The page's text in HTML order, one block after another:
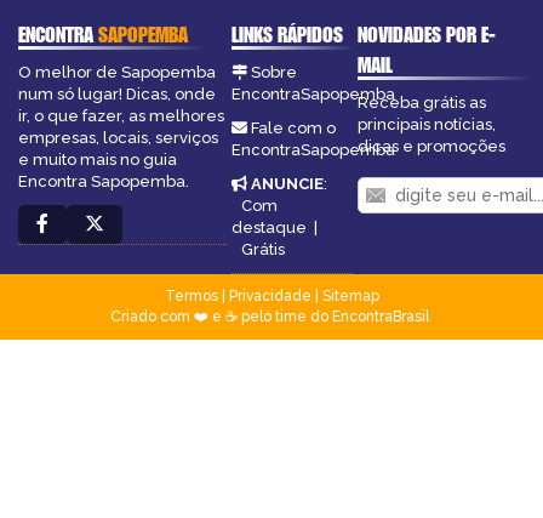
ENCONTRASAPOPEMBA
O melhor de Sapopemba
num só lugar! Dicas, onde
ir, o que fazer, as melhores
empresas, locais, serviços
e muito mais no guia
Encontra Sapopemba.
LINKS RÁPIDOS
Sobre
EncontraSapopemba
Fale com o
EncontraSapopemba
ANUNCIE:
Com
destaque |
Grátis
NOVIDADES POR E-
MAIL
Receba grátis as
principais notícias,
dicas e promoções
Termos| Privacidade
Sitemap
Criado com ❤️ e ☕ pelo time do EncontraBrasil